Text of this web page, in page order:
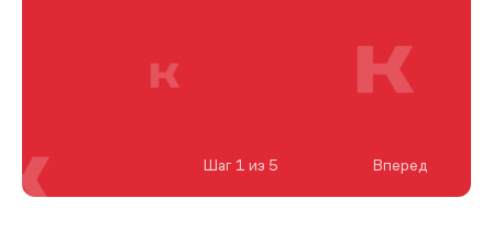
Шаг 1 из 5 Вперед